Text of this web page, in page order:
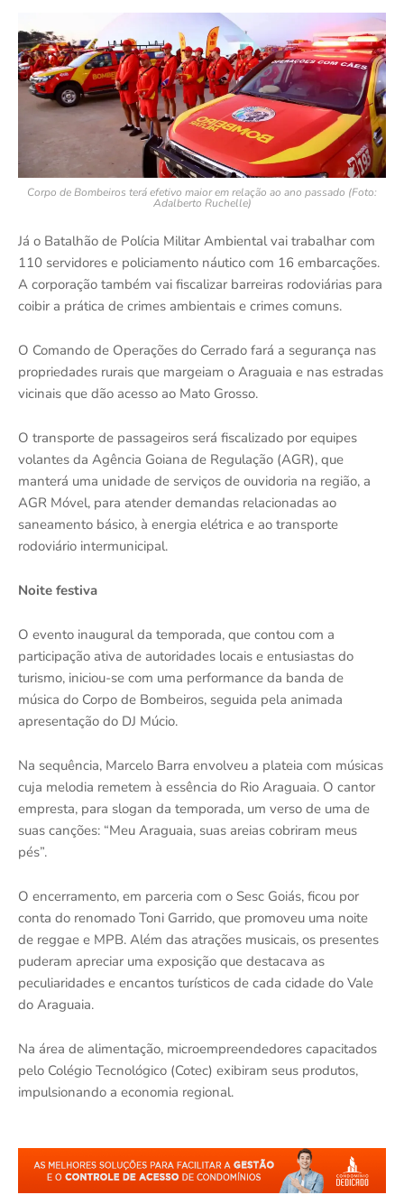
Corpo de Bombeiros terá efetivo maior em relação ao ano passado (Foto:
Adalberto Ruchelle)
Já o Batalhão de Polícia Militar Ambiental vai trabalhar com
110 servidores e policiamento náutico com 16 embarcações.
A corporação também vai fiscalizar barreiras rodoviárias para
coibir a prática de crimes ambientais e crimes comuns.
O Comando de Operações do Cerrado fará a segurança nas
propriedades rurais que margeiam o Araguaia e nas estradas
vicinais que dão acesso ao Mato Grosso.
O transporte de passageiros será fiscalizado por equipes
volantes da Agência Goiana de Regulação (AGR), que
manterá uma unidade de serviços de ouvidoria na região, a
AGR Móvel, para atender demandas relacionadas ao
saneamento básico, à energia elétrica e ao transporte
rodoviário intermunicipal.
Noite festiva
O evento inaugural da temporada, que contou com a
participação ativa de autoridades locais e entusiastas do
turismo, iniciou-se com uma performance da banda de
música do Corpo de Bombeiros, seguida pela animada
apresentação do DJ Múcio.
Na sequência, Marcelo Barra envolveu a plateia com músicas
cuja melodia remetem à essência do Rio Araguaia. O cantor
empresta, para slogan da temporada, um verso de uma de
suas canções: “Meu Araguaia, suas areias cobriram meus
pés”.
O encerramento, em parceria com o Sesc Goiás, ficou por
conta do renomado Toni Garrido, que promoveu uma noite
de reggae e MPB. Além das atrações musicais, os presentes
puderam apreciar uma exposição que destacava as
peculiaridades e encantos turísticos de cada cidade do Vale
do Araguaia.
Na área de alimentação, microempreendedores capacitados
pelo Colégio Tecnológico (Cotec) exibiram seus produtos,
impulsionando a economia regional.